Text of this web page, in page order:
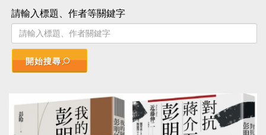
請輸入標題、作者等關鍵字
開始搜尋